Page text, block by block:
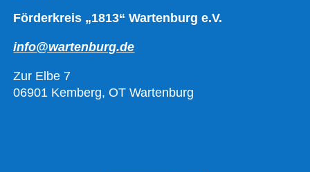
Förderkreis „1813“ Wartenburg e.V.
info@wartenburg.de
Zur Elbe 7
06901 Kemberg, OT Wartenburg